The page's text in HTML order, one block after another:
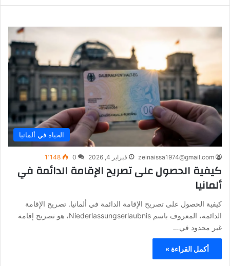
الحياة في ألمانيا
zeinaissa1974@gmail.com فبراير 4, 2026 0 1٬148
كيفية الحصول على تصريح الإقامة الدائمة في
ألمانيا
كيفية الحصول على تصريح الإقامة الدائمة في ألمانيا. تصريح الإقامة
الدائمة، المعروف باسم Niederlassungserlaubnis، هو تصريح إقامة
غير محدود في…
أكمل القراءة »